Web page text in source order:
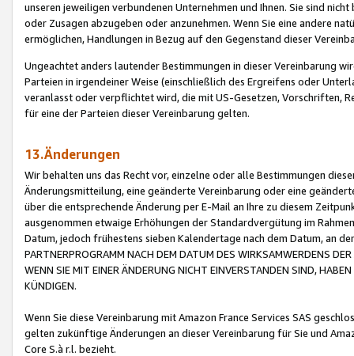
unseren jeweiligen verbundenen Unternehmen und Ihnen. Sie sind
oder Zusagen abzugeben oder anzunehmen. Wenn Sie eine andere
ermöglichen, Handlungen in Bezug auf den Gegenstand dieser
Ungeachtet anders lautender Bestimmungen in dieser Vereinbarung
Parteien in irgendeiner Weise (einschließlich des Ergreifens oder
veranlasst oder verpflichtet wird, die mit US-Gesetzen, Vorschriften,
für eine der Parteien dieser Vereinbarung gelten.
13.Änderungen
Wir behalten uns das Recht vor, einzelne oder alle Bestimmungen
Änderungsmitteilung, eine geänderte Vereinbarung oder eine
über die entsprechende Änderung per E-Mail an Ihre zu diesem
ausgenommen etwaige Erhöhungen der Standardvergütung im
Datum, jedoch frühestens sieben Kalendertage nach dem Datum, an
PARTNERPROGRAMM NACH DEM DATUM DES WIRKSAMWERDENS
WENN SIE MIT EINER ÄNDERUNG NICHT EINVERSTANDEN SIND,
KÜNDIGEN.
Wenn Sie diese Vereinbarung mit Amazon France Services SAS
gelten zukünftige Änderungen an dieser Vereinbarung für Sie und
Core S.à r.l. bezieht.